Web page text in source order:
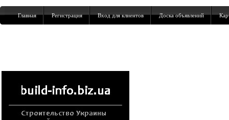
Главная Регистрация Вход для клиентов Доска объявлений